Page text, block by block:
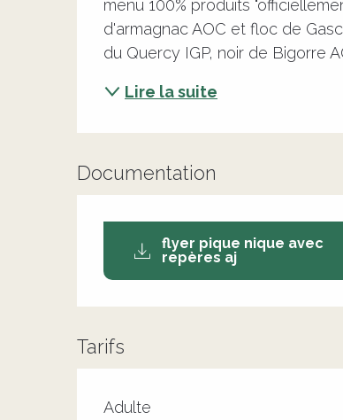
menu 100% produits
d'armagnac AOC et floc de
du Quercy IGP, noir de Bigorre
Lire la suite
Documentation
flyer pique nique avec
repères aj
Tarifs
Adulte